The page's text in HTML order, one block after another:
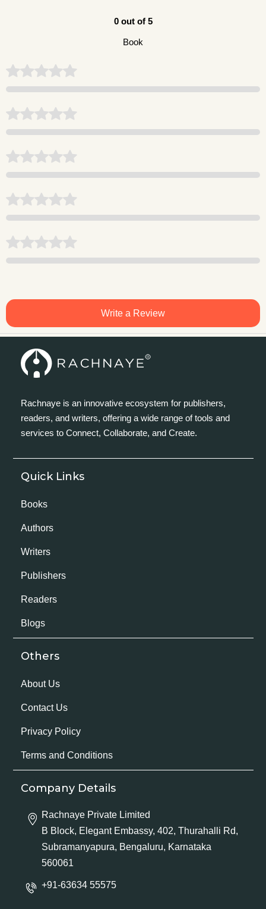
0 out of 5
Book
Write a Review
Rachnaye is an innovative ecosystem for publishers,
readers, and writers, offering a wide range of tools and
services to Connect, Collaborate, and Create.
Quick Links
Books
Authors
Writers
Publishers
Readers
Blogs
Others
About Us
Contact Us
Privacy Policy
Terms and Conditions
Company Details
Rachnaye Private Limited
B Block, Elegant Embassy, 402, Thurahalli Rd,
Subramanyapura, Bengaluru, Karnataka
560061
+91-63634 55575